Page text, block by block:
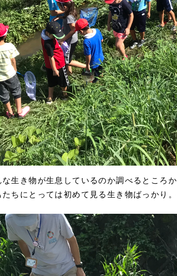
生き物が生息しているのか調べるところ
ちにとっては初めて見る生き物ばっかり